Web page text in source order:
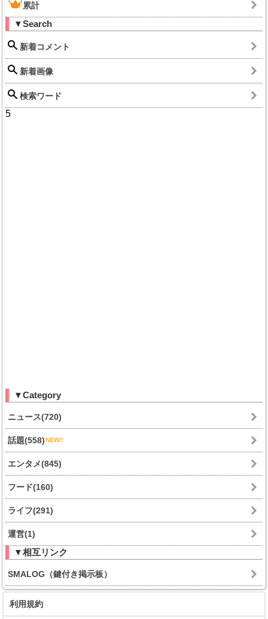
累計
▼Search
新着コメント
新着画像
検索ワード
5
▼Category
ニュース(720)
話題(558)
エンタメ(845)
フード(160)
ライフ(291)
運営(1)
▼相互リンク
SMALOG（鍵付き掲示板）
利用規約